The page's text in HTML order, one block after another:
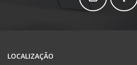
LOCALIZAÇÃO